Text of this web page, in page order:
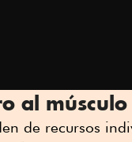
al músculo
de recursos